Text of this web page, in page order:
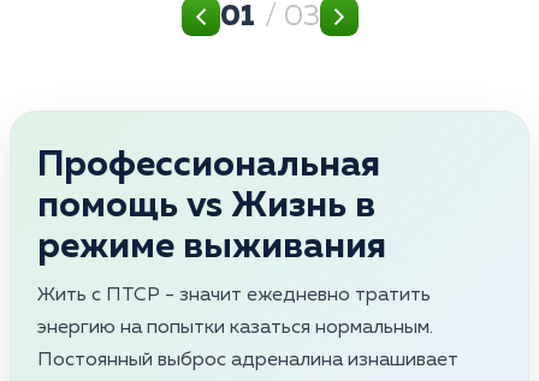
01 / 03
Профессиональная
помощь vs Жизнь в
режиме выживания
Жить с ПТСР - значит ежедневно тратить
энергию на попытки казаться нормальным.
Постоянный выброс адреналина изнашивает